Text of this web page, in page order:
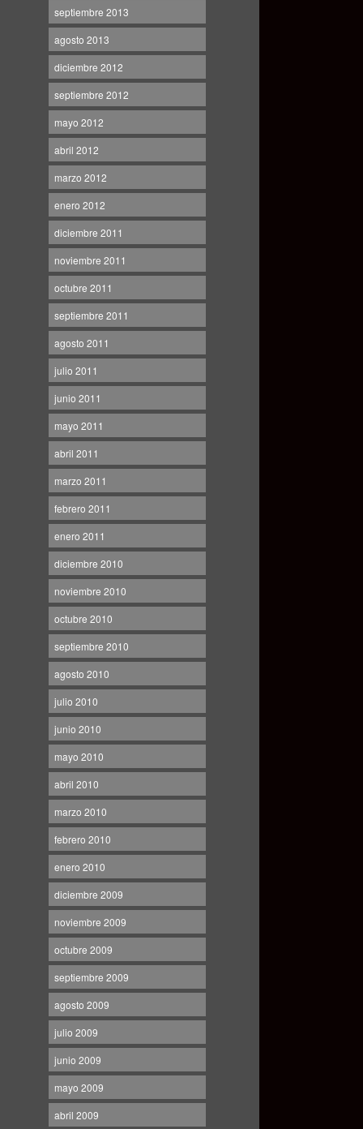
septiembre 2013
agosto 2013
diciembre 2012
septiembre 2012
mayo 2012
abril 2012
marzo 2012
enero 2012
diciembre 2011
noviembre 2011
octubre 2011
septiembre 2011
agosto 2011
julio 2011
junio 2011
mayo 2011
abril 2011
marzo 2011
febrero 2011
enero 2011
diciembre 2010
noviembre 2010
octubre 2010
septiembre 2010
agosto 2010
julio 2010
junio 2010
mayo 2010
abril 2010
marzo 2010
febrero 2010
enero 2010
diciembre 2009
noviembre 2009
octubre 2009
septiembre 2009
agosto 2009
julio 2009
junio 2009
mayo 2009
abril 2009